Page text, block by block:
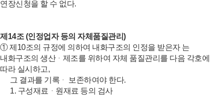
연장신청을 할 수 없다.
제14조 (인정업자 등의 자체품질관리)
① 제10조의 규정에 의하여 내화구조의 인정을 받은자 는
내화구조의 생산ᆞ제조를 위하여 자체 품질관리를 다음 각호에
따라 실시하고,
그 결과를 기록ᆞ 보존하여야 한다.
1. 구성재료ᆞ원재료 등의 검사